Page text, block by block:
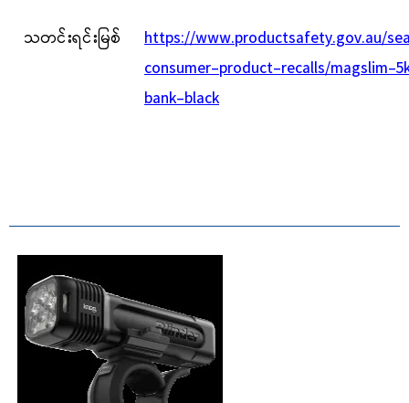
သတင်းရင်းမြစ်
https://www.productsafety.gov.au/
consumer-product-recalls/magslim-
bank-black